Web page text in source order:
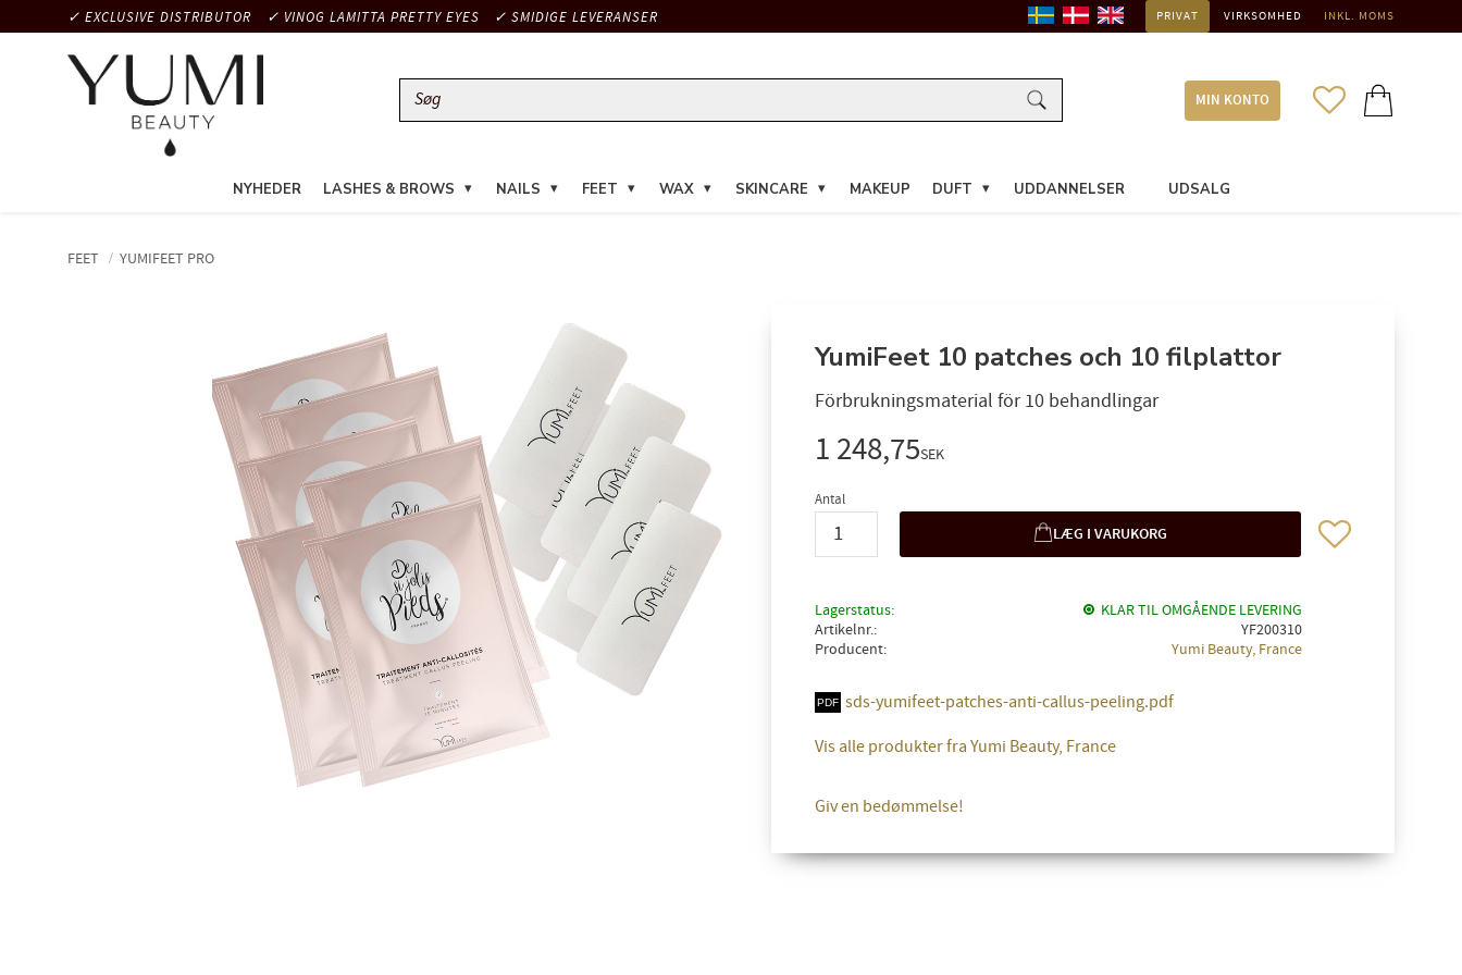
✓ EXCLUSIVE DISTRIBUTOR ✓ VINOG LAMITTA PRETTY EYES ✓ SMIDIGE LEVERANSER PRIVAT VIRKSOMHED INKL. MOMS
MIN KONTO FAVORITTER
INDKØBSKURV
NYHEDER LASHES & BROWS NAILS FEET WAX SKINCARE MAKEUP DUFT UDDANNELSER UDSALG
FEET YUMIFEET PRO
YumiFeet 10 patches och 10 filplattor
Förbrukningsmaterial för 10 behandlingar
1 248,75SEK
Antal
Gem som favorit
Lagerstatus
KLAR TIL OMGÅENDE LEVERING
Artikelnr.
YF200310
Producent
Yumi Beauty, France
sds-yumifeet-patches-anti-callus-peeling.pdf
Vis alle produkter fra Yumi Beauty, France
Giv en bedømmelse!